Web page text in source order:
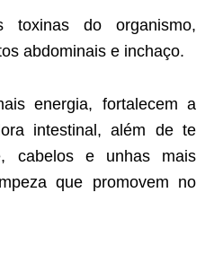
toxinas do organismo,
abdominais e inchaço.
energia, fortalecem a
intestinal, além de te
cabelos e unhas mais
que promovem no